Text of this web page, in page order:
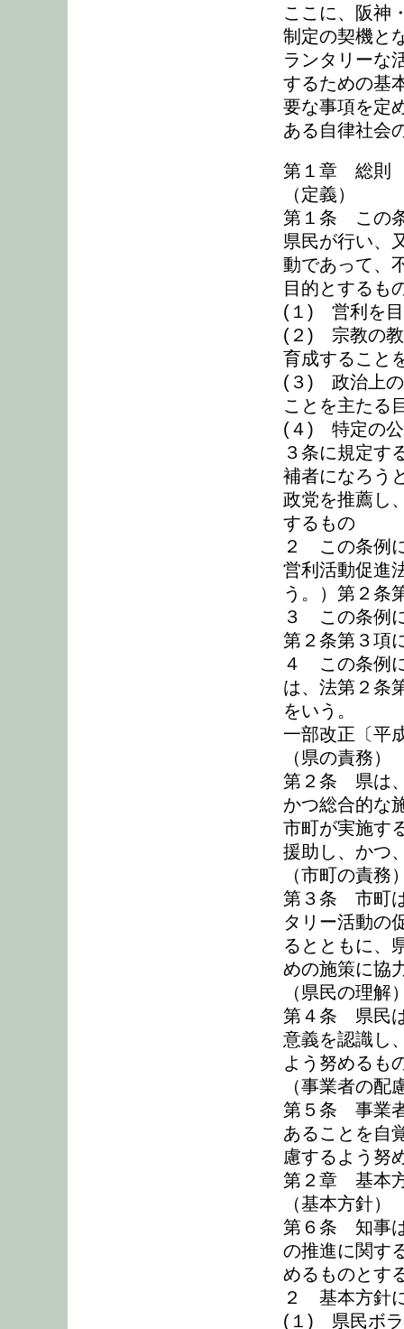
ここに、阪神
制定の契機と
ランタリーな
するための基
要な事項を定
ある自律社会
第１章 総則
（定義）
第１条 この
県民が行い、
動であって、
目的とするも
(１) 営利を目
(２) 宗教の教
育成すること
(３) 政治上の
ことを主たる
(４) 特定の公
３条に規定す
補者になろう
政党を推薦し
するもの
２ この条例
営利活動促進
う。）第２条
３ この条例
第２条第３項
４ この条例
は、法第２条
をいう。
一部改正〔平
（県の責務）
第２条 県は
かつ総合的な
市町が実施す
援助し、かつ
（市町の責務
第３条 市町
タリー活動の
るとともに、
めの施策に協
（県民の理解
第４条 県民
意義を認識し
よう努めるも
（事業者の配
第５条 事業
あることを自
慮するよう努
第２章 基本
（基本方針）
第６条 知事
の推進に関す
めるものとす
２ 基本方針
(１) 県民ボラ